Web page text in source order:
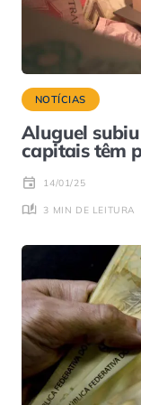
NOTÍCIAS
Aluguel
capitais têm
14/01/25
3 MIN DE LEITURA